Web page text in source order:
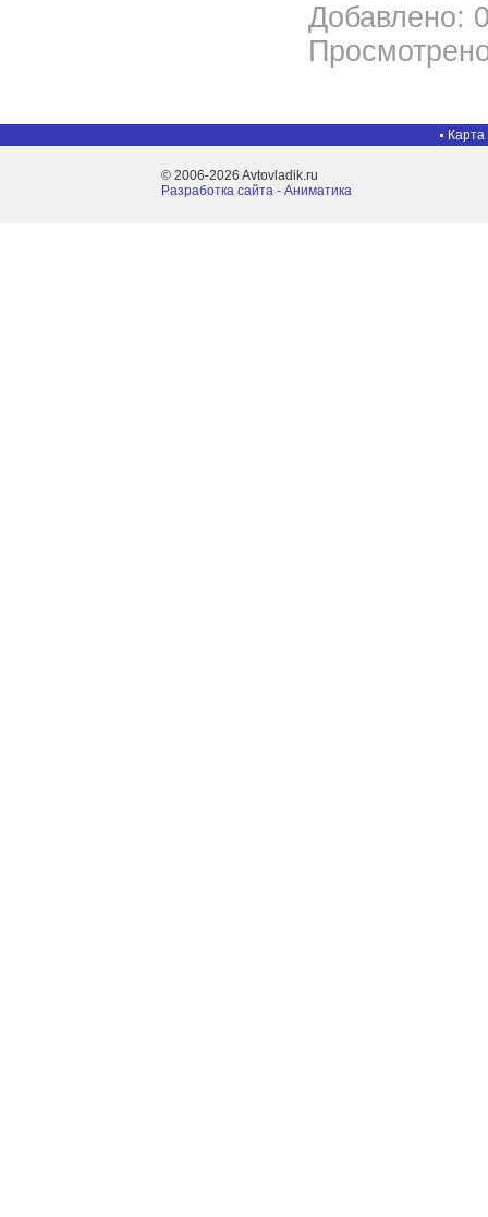
Добавлено:
Карта
© 2006-2026 Avtovladik.ru
Разработка сайта - Aниматика